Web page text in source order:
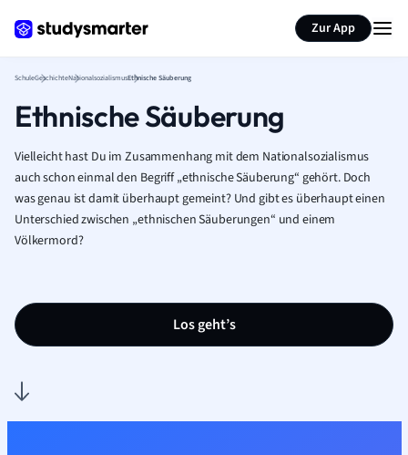
Zur App
SchuleGeschichteNationalsozialismusEthnische Säuberung
Ethnische Säuberung
Vielleicht hast Du im Zusammenhang mit dem Nationalsozialismus
auch schon einmal den Begriff „ethnische Säuberung“ gehört. Doch
was genau ist damit überhaupt gemeint? Und gibt es überhaupt einen
Unterschied zwischen „ethnischen Säuberungen“ und einem
Völkermord?
Los geht’s
Seite zusammenfassen